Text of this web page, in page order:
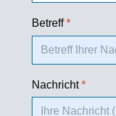
Betreff*
Nachricht*